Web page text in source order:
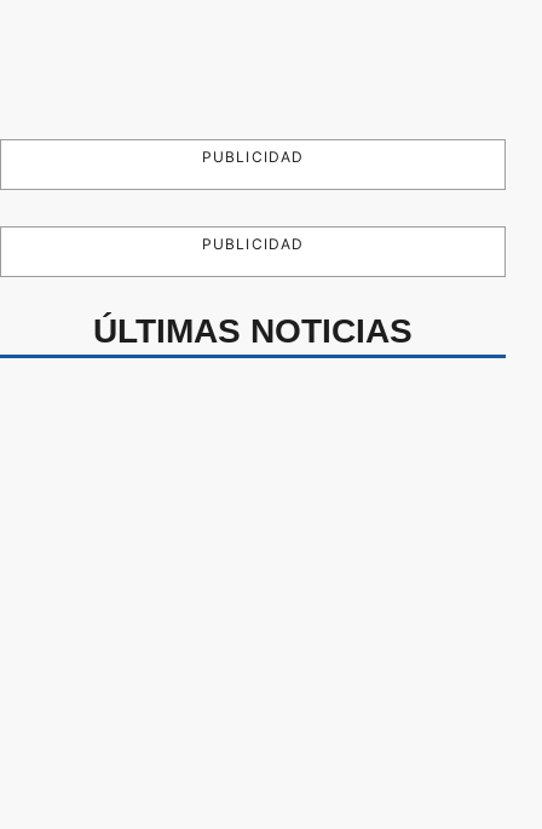
PUBLICIDAD
PUBLICIDAD
ÚLTIMAS NOTICIAS